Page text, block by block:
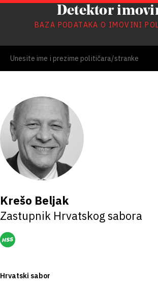
Detektor
BAZA PODATAKA O IMOVINI
Krešo Beljak
Zastupnik Hrvatskog sabora
Hrvatski sabor